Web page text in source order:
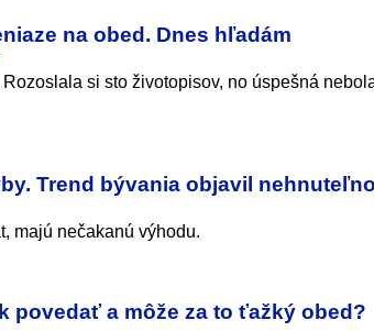
na obed. Dnes hľadám
si sto životopisov, no úspešná
Trend bývania objavil
majú nečakanú výhodu.
povedať a môže za to ťažký obed?